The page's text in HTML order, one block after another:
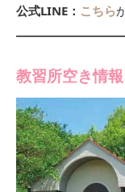
公式LINE： こちら
教習所空き情